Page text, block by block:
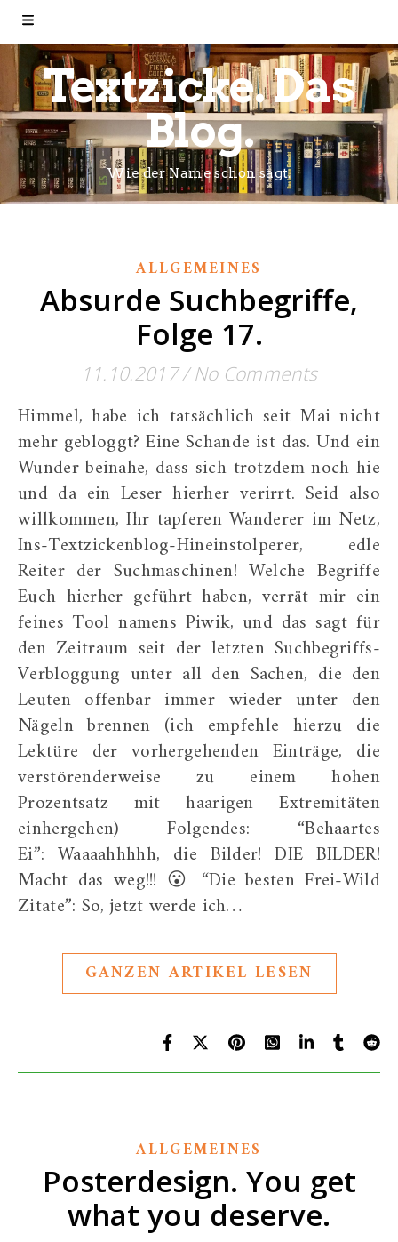
Textzicke. Das
Blog.
Wie der Name schon sagt.
ALLGEMEINES
Absurde Suchbegriffe,
Folge 17.
11.10.2017/ No Comments
Himmel, habe ich tatsächlich seit Mai nicht
mehr gebloggt? Eine Schande ist das. Und ein
Wunder beinahe, dass sich trotzdem noch hie
und da ein Leser hierher verirrt. Seid also
willkommen, Ihr tapferen Wanderer im Netz,
Ins-Textzickenblog-Hineinstolperer, edle
Reiter der Suchmaschinen! Welche Begriffe
Euch hierher geführt haben, verrät mir ein
feines Tool namens Piwik, und das sagt für
den Zeitraum seit der letzten Suchbegriffs-
Verbloggung unter all den Sachen, die den
Leuten offenbar immer wieder unter den
Nägeln brennen (ich empfehle hierzu die
Lektüre der vorhergehenden Einträge, die
verstörenderweise zu einem hohen
Prozentsatz mit haarigen Extremitäten
einhergehen) Folgendes: “Behaartes
Ei”: Waaaahhhhh, die Bilder! DIE BILDER!
Macht das weg!!! 😮 “Die besten Frei-Wild
Zitate”: So, jetzt werde ich…
GANZEN ARTIKEL LESEN
ALLGEMEINES
Posterdesign. You get
what you deserve.